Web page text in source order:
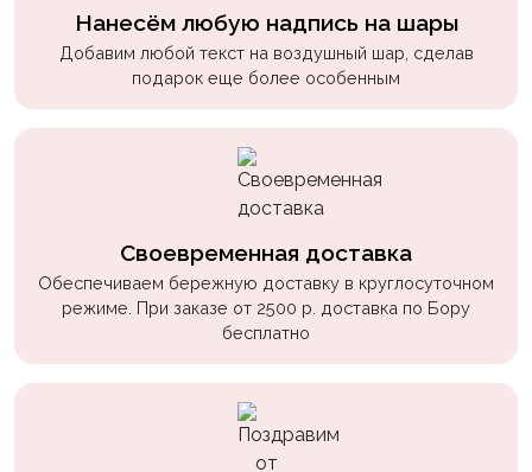
Нанесём любую надпись на шары
Добавим любой текст на воздушный шар, сделав
подарок еще более особенным
Своевременная доставка
Обеспечиваем бережную доставку в круглосуточном
режиме. При заказе от 2500 р. доставка по Бору
бесплатно
Сладости
Музыка